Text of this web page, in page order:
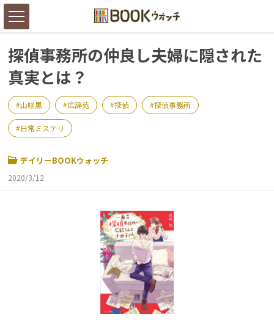
探偵事務所の仲良し夫婦に隠された
真実とは？
山咲黒 広辞苑 探偵 探偵事務所
日常ミステリ
デイリーBOOKウォッチ
2020/3/12